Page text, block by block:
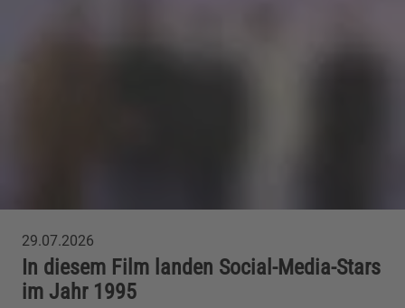
29.07.2026
In diesem Film landen Social-Media-Stars
im Jahr 1995